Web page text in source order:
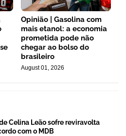
Opinião | Gasolina com
mais etanol: a economia
prometida pode não
chegar ao bolso do
brasileiro
August 01, 2026
Celina Leão sofre reviravolta
com o MDB